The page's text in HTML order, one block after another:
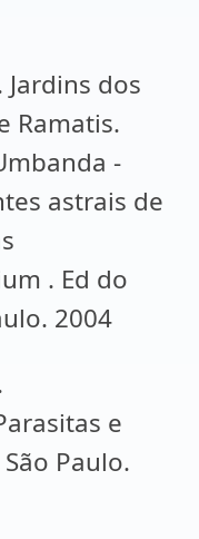
Jardins dos
Ramatis.
-
astrais de
. Ed do
2004
e
Paulo.